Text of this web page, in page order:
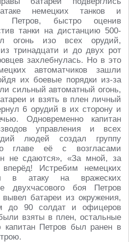
немецких танков и
Петров, быстро оценив
танки на дистанцию 500-
огонь изо всех орудий,
тринадцати и до двух рот
захлебнулась. Но в это
автоматчиков зашли
их боевые порядки из-за
сильный автоматный огонь,
и взять в плен личный
6 орудий в их сторону и
Одновременно капитан
управления и всех
людей создал группу
главе её с возгласами
не сдаются», «За мной, за
Истребим немецких
в атаку на вражеских
двухчасового боя Петров
вывел батареи из окружения,
до 90 солдат и офицеров
взяты в плен, остальные
Петров был ранен в